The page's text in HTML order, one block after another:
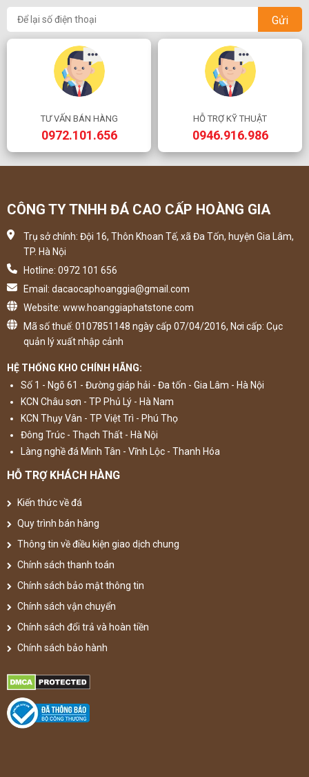
Gửi
TƯ VẤN BÁN HÀNG
0972.101.656
HỖ TRỢ KỸ THUẬT
0946.916.986
CÔNG TY TNHH ĐÁ CAO CẤP HOÀNG GIA
Trụ sở chính: Đội 16, Thôn Khoan Tế, xã Đa Tốn, huyện Gia Lâm,
TP. Hà Nội
Hotline: 0972 101 656
Email: dacaocaphoanggia@gmail.com
Website: www.hoanggiaphatstone.com
Mã số thuế: 0107851148 ngày cấp 07/04/2016, Nơi cấp: Cục
quản lý xuất nhập cảnh
HỆ THỐNG KHO CHÍNH HÃNG:
Số 1 - Ngõ 61 - Đường giáp hải - Đa tốn - Gia Lâm - Hà Nội
KCN Châu sơn - TP Phủ Lý - Hà Nam
KCN Thụy Vân - TP Việt Trì - Phú Thọ
Đông Trúc - Thạch Thất - Hà Nội
Làng nghề đá Minh Tân - Vĩnh Lộc - Thanh Hóa
HỖ TRỢ KHÁCH HÀNG
Kiến thức về đá
Quy trình bán hàng
Thông tin về điều kiện giao dịch chung
Chính sách thanh toán
Chính sách bảo mật thông tin
Chính sách vận chuyển
Chính sách đổi trả và hoàn tiền
Chính sách bảo hành